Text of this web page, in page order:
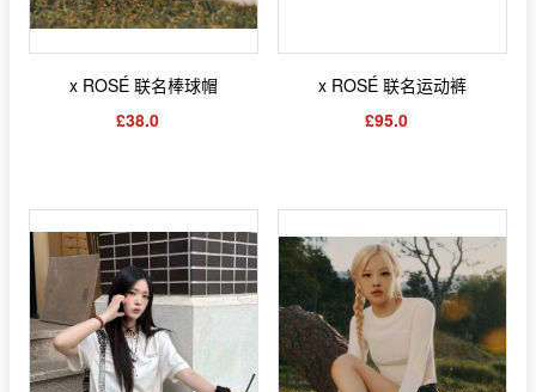
x ROSÉ 联名棒球帽
£38.0
x ROSÉ 联名运动裤
£95.0